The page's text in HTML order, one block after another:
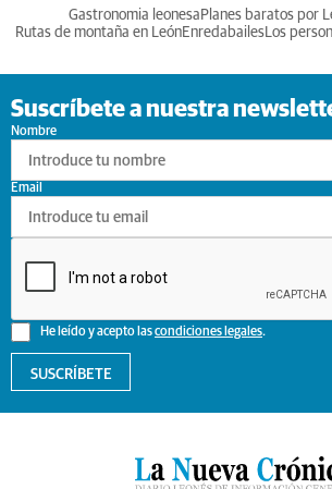
Gastronomia leonesa Planes baratos por
Rutas de montaña en LeónEnredabailesLos
Suscríbete a nuestra
Nombre
He leído y acepto lascondiciones legales.
Email
SUSCRÍBETE